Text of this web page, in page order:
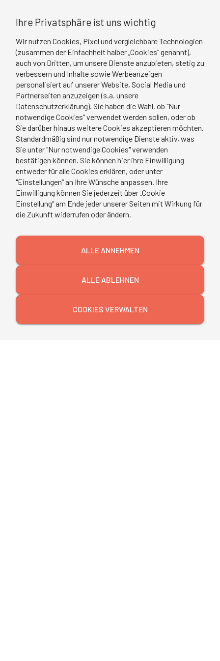
Krankenhausleitung für Pflegedirektoren
Sie benötigen für ihre Führungspositionen
herausragende Managementqualifikationen, damit
im „Unternehmen Krankenhaus“ auch in Zukunft der
Patient mit seinem Genesungsbedürfnis die zentrale
Kategorie des Handelns bleibt.
Das mibeg-Institut hat in Zusammenarbeit mit
führenden Pflegefachkräften einIntensivseminar
Krankenhausleitung für Pflegedirektor/innen
entwickelt und unterstützt bei Vermittlung von
Fachwissen, durch Training und Vernetzung
nächste Seminar startet am 8. April 2022 in Köln.
Bleiben Sie auf dem
Ihre Privatsphäre ist uns wichtig
Wir nutzen Cookies, Pixel und vergleichbare Technologien
(zusammen der Einfachheit halber „Cookies“ genannt),
auch von Dritten, um unsere Dienste anzubieten, stetig zu
verbessern und Inhalte sowie Werbeanzeigen
personalisiert auf unserer Website, Social Media und
Partnerseiten anzuzeigen (s.a. unsere
Datenschutzerklärung). Sie haben die Wahl, ob "Nur
notwendige Cookies" verwendet werden sollen, oder ob
Sie darüber hinaus weitere Cookies akzeptieren möchten.
Standardmäßig sind nur notwendige Dienste aktiv, was
Sie unter "Nur notwendige Cookies" verwenden
bestätigen können. Sie können hier ihre Einwilligung
entweder für alle Cookies erklären, oder unter
"Einstellungen“ an Ihre Wünsche anpassen. Ihre
Einwilligung können Sie jederzeit über „Cookie
Einstellung“ am Ende jeder unserer Seiten mit Wirkung für
die Zukunft widerrufen oder ändern.
ALLE ANNEHMEN
ALLE ABLEHNEN
COOKIES VERWALTEN